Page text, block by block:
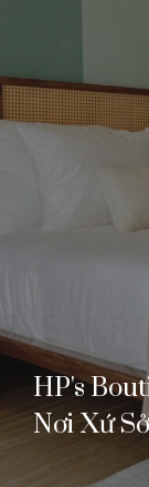
HP's
Nơi Xứ